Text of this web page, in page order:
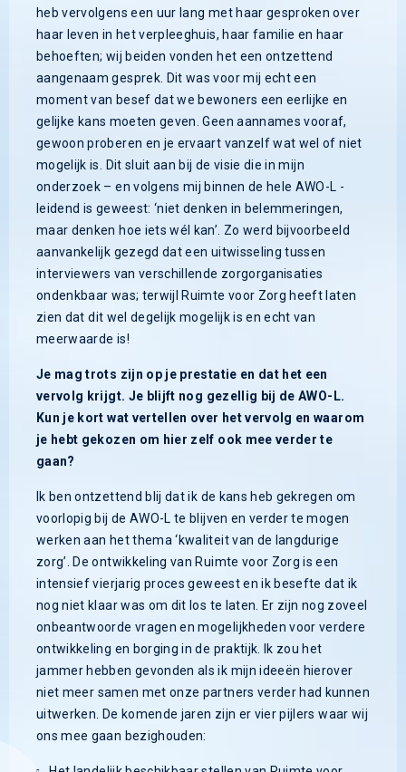
heb vervolgens een uur lang met haar gesproken over
haar leven in het verpleeghuis, haar familie en haar
behoeften; wij beiden vonden het een ontzettend
aangenaam gesprek. Dit was voor mij echt een
moment van besef dat we bewoners een eerlijke en
gelijke kans moeten geven. Geen aannames vooraf,
gewoon proberen en je ervaart vanzelf wat wel of niet
mogelijk is. Dit sluit aan bij de visie die in mijn
onderzoek – en volgens mij binnen de hele AWO-L -
leidend is geweest: ‘niet denken in belemmeringen,
maar denken hoe iets wél kan’. Zo werd bijvoorbeeld
aanvankelijk gezegd dat een uitwisseling tussen
interviewers van verschillende zorgorganisaties
ondenkbaar was; terwijl Ruimte voor Zorg heeft laten
zien dat dit wel degelijk mogelijk is en echt van
meerwaarde is!
Je mag trots zijn op je prestatie en dat het een
vervolg krijgt. Je blijft nog gezellig bij de AWO-L.
Kun je kort wat vertellen over het vervolg en waarom
je hebt gekozen om hier zelf ook mee verder te
gaan?
Ik ben ontzettend blij dat ik de kans heb gekregen om
voorlopig bij de AWO-L te blijven en verder te mogen
werken aan het thema ‘kwaliteit van de langdurige
zorg’. De ontwikkeling van Ruimte voor Zorg is een
intensief vierjarig proces geweest en ik besefte dat ik
nog niet klaar was om dit los te laten. Er zijn nog zoveel
onbeantwoorde vragen en mogelijkheden voor verdere
ontwikkeling en borging in de praktijk. Ik zou het
jammer hebben gevonden als ik mijn ideeën hierover
niet meer samen met onze partners verder had kunnen
uitwerken. De komende jaren zijn er vier pijlers waar wij
ons mee gaan bezighouden: